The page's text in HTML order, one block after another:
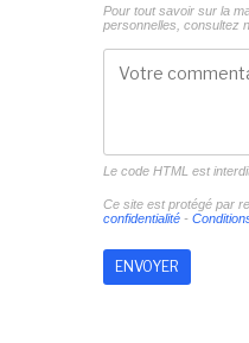
Pour tout savoir sur la
personnelles, consultez
Le code HTML est
Ce site est protégé par
confidentialité-